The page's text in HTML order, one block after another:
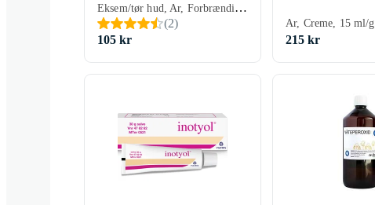
Eksem/tør hud, Ar, Forbrændinger/skoldning, Udslæt, Atopisk/skæleksem, Slidskader, Salve, 100 ml/g
(2)
105 kr
Ar, Creme, 15 ml/g
215 kr